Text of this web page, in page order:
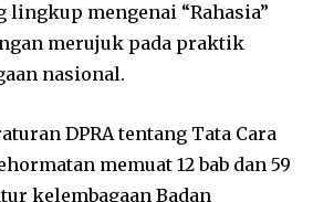
lingkup mengenai “Rahasia”
merujuk pada praktik
nasional.
DPRA tentang Tata Cara
memuat 12 bab dan 59
kelembagaan Badan